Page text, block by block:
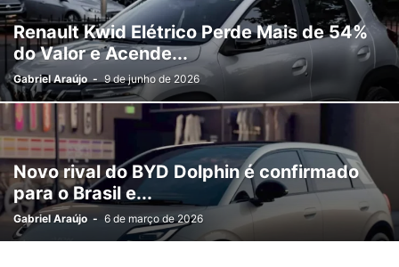
Renault Kwid Elétrico Perde Mais de 54%
do Valor e Acende...
Gabriel Araújo - 9 de junho de 2026
Novo rival do BYD Dolphin é confirmado
para o Brasil e...
Gabriel Araújo - 6 de março de 2026